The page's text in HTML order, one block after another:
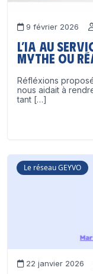
9 février 2026
L’IA au
mythe ou
Réfléxions
nous aidait à
tant […]
Le réseau GEYVO
22 janvier 2026